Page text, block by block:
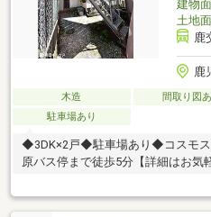
建物
土地
鹿
鹿
木造 間取り図
駐車場あり
◆3DK×2戸◆駐車場あり◆コスモ
原バス停まで徒歩5分【詳細はお気